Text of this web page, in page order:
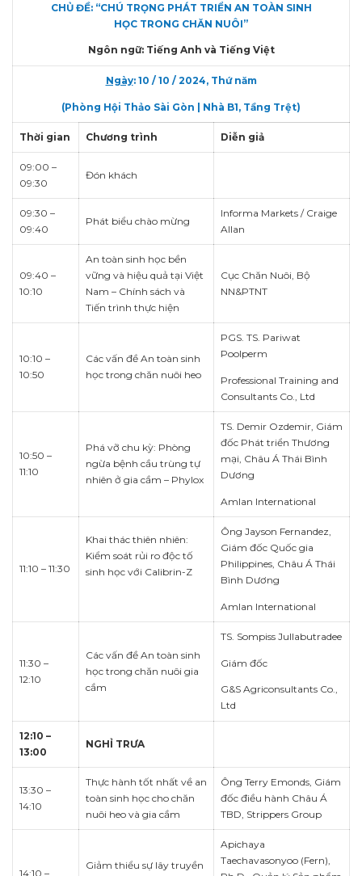
CHỦ ĐỀ: “CHÚ TRỌNG PHÁT TRIỂN AN TOÀN SINH
HỌC TRONG CHĂN NUÔI”
Ngôn ngữ: Tiếng Anh và Tiếng Việt
Ngày: 10 / 10 / 2024, Thứ năm
(Phòng Hội Thảo Sài Gòn | Nhà B1, Tầng Trệt)
Thời gian Chương trình Diễn giả
09:00 –
09:30
Đón khách
09:30 –
09:40
Phát biểu chào mừng
Informa Markets / Craige
Allan
09:40 –
10:10
An toàn sinh học bền
vững và hiệu quả tại Việt
Nam – Chính sách và
Tiến trình thực hiện
Cục Chăn Nuôi, Bộ
NN&PTNT
10:10 –
10:50
Các vấn đề An toàn sinh
học trong chăn nuôi heo
PGS. TS. Pariwat
Poolperm
Professional Training and
Consultants Co., Ltd
10:50 –
11:10
Phá vỡ chu kỳ: Phòng
ngừa bệnh cầu trùng tự
nhiên ở gia cầm – Phylox
TS. Demir Ozdemir, Giám
đốc Phát triển Thương
mại, Châu Á Thái Bình
Dương
Amlan International
11:10 – 11:30
Khai thác thiên nhiên:
Kiểm soát rủi ro độc tố
sinh học với Calibrin-Z
Ông Jayson Fernandez,
Giám đốc Quốc gia
Philippines, Châu Á Thái
Bình Dương
Amlan International
11:30 –
12:10
Các vấn đề An toàn sinh
học trong chăn nuôi gia
cầm
TS. Sompiss Jullabutradee
Giám đốc
G&S Agriconsultants Co.,
Ltd
12:10 –
13:00
NGHỈ TRƯA
13:30 –
14:10
Thực hành tốt nhất về an
toàn sinh học cho chăn
nuôi heo và gia cầm
Ông Terry Emonds, Giám
đốc điều hành Châu Á
TBD, Strippers Group
14:10 –
Giảm thiểu sự lây truyền
Apichaya
Taechavasonyoo (Fern),